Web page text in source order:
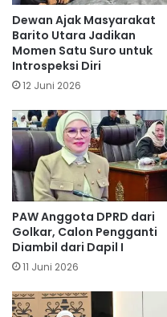
Dewan Ajak Masyarakat
Barito Utara Jadikan
Momen Satu Suro untuk
Introspeksi Diri
12 Juni 2026
PAW Anggota DPRD dari
Golkar, Calon Pengganti
Diambil dari Dapil I
11 Juni 2026